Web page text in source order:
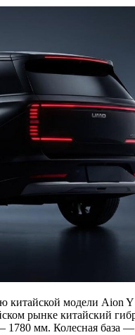
китайской модели Aion
рынке китайский
мм. Колесная база